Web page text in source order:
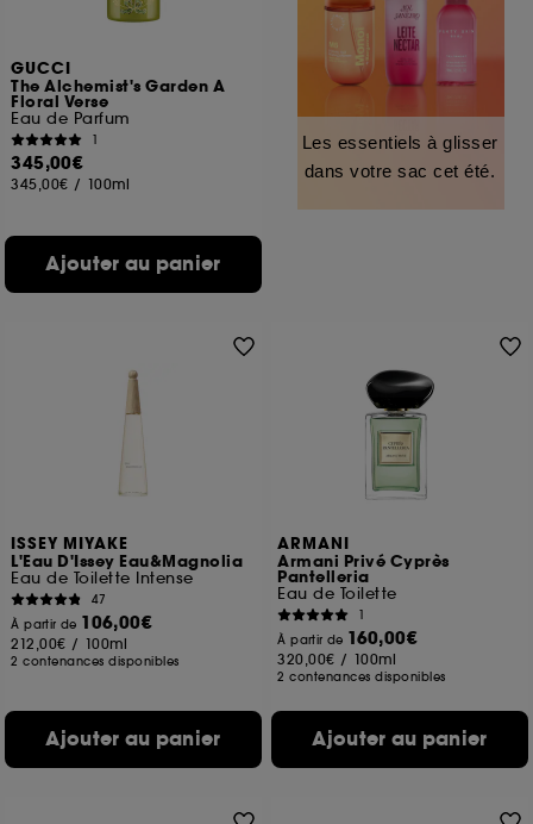
GUCCI
The Alchemist's Garden A
Floral Verse
Eau de Parfum
1
345,00€
345,00€ / 100ml
Ajouter au panier
Les essentiels à glisser
dans votre sac cet été.
ISSEY MIYAKE
L'Eau D'Issey Eau&Magnolia
Eau de Toilette Intense
47
À partir de 106,00€
212,00€ / 100ml
2 contenances disponibles
Ajouter au panier
ARMANI
Armani Privé Cyprès
Pantelleria
Eau de Toilette
1
À partir de 160,00€
320,00€ / 100ml
2 contenances disponibles
Ajouter au panier